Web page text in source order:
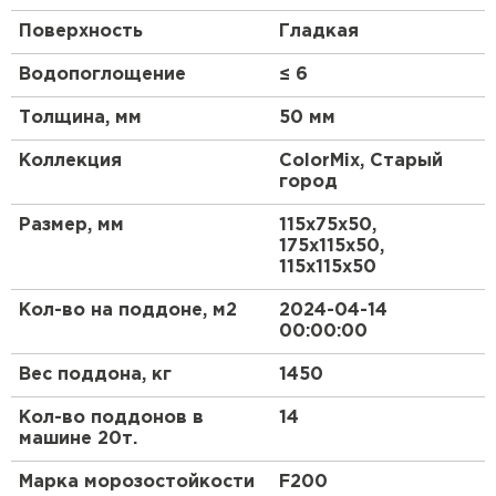
Тротуарная плитка такой формы изготавливается
только по технологии двойного
вибропрессования и обладает прочностью более
Поверхность Гладкая
Водопоглощение ≤ 6
Толщина, мм 50 мм
Коллекция
ColorMix, Старый
город
Размер, мм
115х75х50,
175х115х50,
115х115х50
Кол-во на поддоне, м2
2024-04-14
00:00:00
Вес поддона, кг 1450
Кол-во поддонов в
машине 20т.
14
Марка морозостойкости F200